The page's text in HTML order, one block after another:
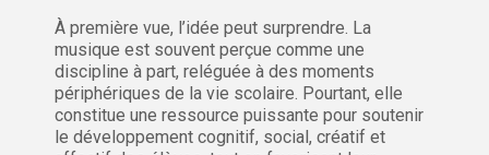
À première vue, l’idée peut surprendre. La
musique est souvent perçue comme une
discipline à part, reléguée à des moments
périphériques de la vie scolaire. Pourtant, elle
constitue une ressource puissante pour soutenir
le développement cognitif, social, créatif et